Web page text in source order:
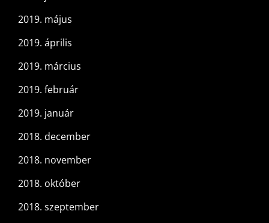
2019. május
2019. április
2019. március
2019. február
2019. január
2018. december
2018. november
2018. október
2018. szeptember